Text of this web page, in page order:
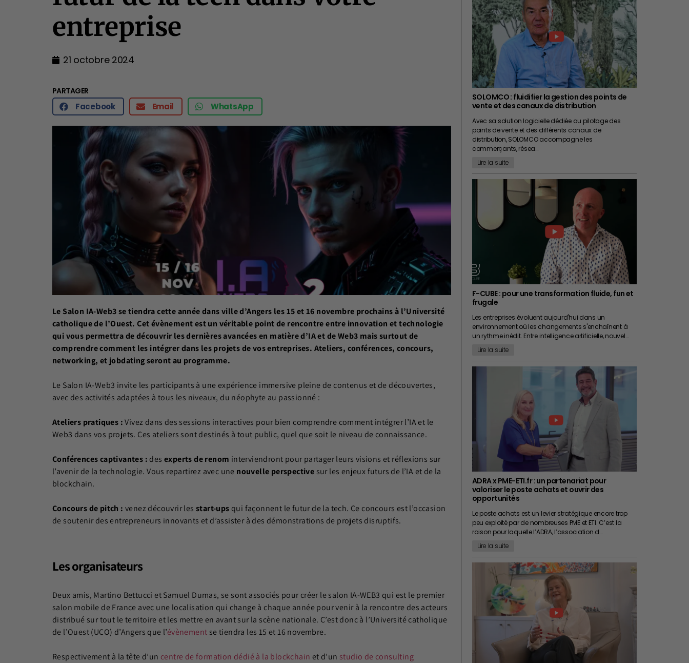
entreprise
21 octobre 2024
PARTAGER
Facebook Email WhatsApp
Le Salon IA-Web3se tiendra cette année dans ville d’Angers les 15 et 16 novembre prochains à l’Université
catholique de l’Ouest. Cet évènement est un véritable point de rencontre entre innovation et technologie
qui vous permettra de découvrir les dernières avancées en matière d’IA et de Web3 mais surtout de
comprendre comment les intégrer dans les projets de vos entreprises. Ateliers, conférences, concours,
networking, et jobdating seront au programme.
Le Salon IA-Web3 invite les participants à une expérience immersive pleine de contenus et de découvertes,
avec des activités adaptées à tous les niveaux, du néophyte au passionné :
Ateliers pratiques :Vivez dans des sessions interactives pour bien comprendre comment intégrer l’IA et le
Web3 dans vos projets. Ces ateliers sont destinés à tout public, quel que soit le niveau de connaissance.
Conférences captivantes : des experts de renom interviendront pour partager leurs visions et réflexions sur
l’avenir de la technologie. Vous repartirez avec une nouvelle perspective sur les enjeux futurs de l’IA et de la
blockchain.
Concours de pitch : venez découvrir lesstart-ups qui façonnent le futur de la tech. Ce concours est l’occasion
de soutenir des entrepreneurs innovants et d’assister à des démonstrations de projets disruptifs.
Les organisateurs
Deux amis, Martino Bettucci et Samuel Dumas, se sont associés pour créer le salon IA-WEB3 qui est le premier
salon mobile de France avec une localisation qui changeà chaque année pour venir à la rencontre des acteurs
distribué sur tout le territoire et les mettre en avant sur la scène nationale. C’est donc à l’Université catholique
de l’Ouest (UCO) d’Angers que l’évènement se tiendra les 15 et 16 novembre.
Respectivement à la tête d’un centre de formation dédié à la blockchain et d’un studio de consulting
SOLOMCO : fluidifier la gestion des points de
vente et des canaux de distribution
Avec sa solution logicielle dédiée au pilotage des
points de vente et des différents canaux de
distribution, SOLOMCO accompagne les
commerçants, résea…
Lire la suite
F-CUBE : pour une transformation fluide, fun et
frugale
Les entreprises évoluent aujourd'hui dans un
environnement où les changements s'enchaînent à
un rythme inédit. Entre intelligence artificielle, nouvel…
Lire la suite
ADRA x PME-ETI.fr : un partenariat pour
valoriser le poste achats et ouvrir des
opportunités
Le poste achats est un levier stratégique encore trop
peu exploité par de nombreuses PME et ETI. C’est la
raison pour laquelle l’ADRA, l’association d…
Lire la suite